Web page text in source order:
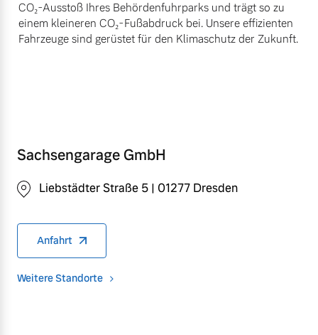
CO₂-Ausstoß Ihres Behördenfuhrparks und trägt so zu
einem kleineren CO₂-Fußabdruck bei. Unsere effizienten
Fahrzeuge sind gerüstet für den Klimaschutz der Zukunft.
Sachsengarage GmbH
Liebstädter Straße 5 | 01277 Dresden
Anfahrt
Weitere Standorte